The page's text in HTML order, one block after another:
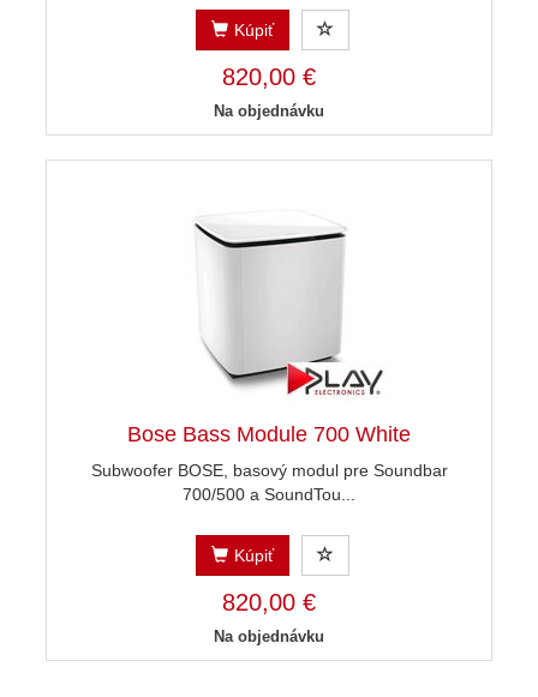
Kúpiť
820,00 €
Na objednávku
Bose Bass Module 700 White
Subwoofer BOSE, basový modul pre Soundbar
700/500 a SoundTou...
Kúpiť
820,00 €
Na objednávku